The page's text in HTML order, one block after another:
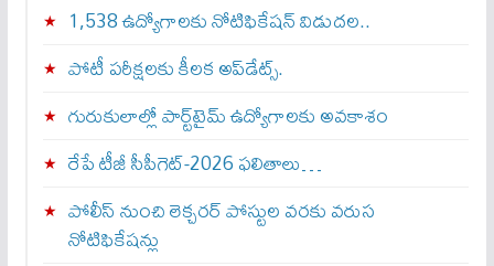
1,538 ఉద్యోగాలకు నోటిఫికేషన్ విడుదల..
పోటీ పరీక్షలకు కీలక అప్‌డేట్స్.
గురుకులాల్లో పార్ట్‌టైమ్ ఉద్యోగాలకు అవకాశం
రేపే టీజీ సీపీగెట్‌-2026 ఫలితాలు…
పోలీస్ నుంచి లెక్చరర్ పోస్టుల వరకు వరుస
నోటిఫికేషన్లు